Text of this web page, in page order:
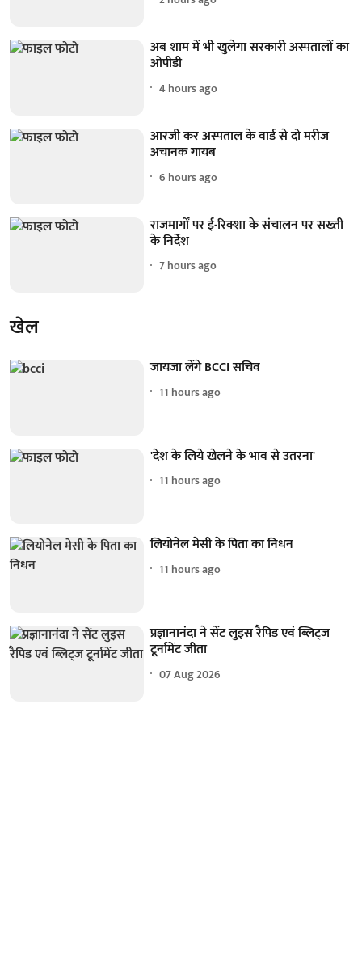
अब शाम में भी खुलेगा सरकारी अस्पतालों का
ओपीडी
4 hours ago
आरजी कर अस्पताल के वार्ड से दो मरीज
अचानक गायब
6 hours ago
राजमार्गों पर ई-रिक्शा के संचालन पर सख्ती
के निर्देश
7 hours ago
खेल
जायजा लेंगे BCCI सचिव
11 hours ago
'देश के लिये खेलने के भाव से उतरना'
11 hours ago
लियोनेल मेसी के पिता का निधन
11 hours ago
प्रज्ञानानंदा ने सेंट लुइस रैपिड एवं ब्लिट्ज
टूर्नामेंट जीता
07 Aug 2026